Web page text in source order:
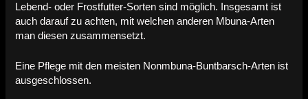
Lebend- oder Frostfutter-Sorten sind möglich. Insgesamt ist
auch darauf zu achten, mit welchen anderen Mbuna-Arten
man diesen zusammensetzt.
Eine Pflege mit den meisten Nonmbuna-Buntbarsch-Arten ist
ausgeschlossen.